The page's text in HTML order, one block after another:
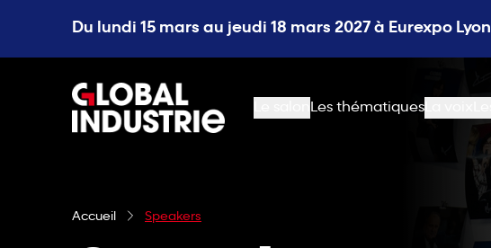
Du lundi 15 mars au jeudi 18 mars 2027 à Eurexpo Lyon
page.home
Les thématiques
Accueil Speakers